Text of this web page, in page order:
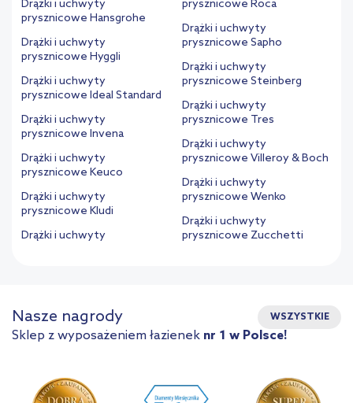
Drążki i uchwyty
prysznicowe Hansgrohe
Drążki i uchwyty
prysznicowe Hyggli
Drążki i uchwyty
prysznicowe Ideal Standard
Drążki i uchwyty
prysznicowe Invena
Drążki i uchwyty
prysznicowe Keuco
Drążki i uchwyty
prysznicowe Kludi
Drążki i uchwyty
prysznicowe Roca
Drążki i uchwyty
prysznicowe Sapho
Drążki i uchwyty
prysznicowe Steinberg
Drążki i uchwyty
prysznicowe Tres
Drążki i uchwyty
prysznicowe Villeroy & Boch
Drążki i uchwyty
prysznicowe Wenko
Drążki i uchwyty
prysznicowe Zucchetti
Nasze nagrody WSZYSTKIE
Sklep z wyposażeniem łazienek nr 1 w Polsce!